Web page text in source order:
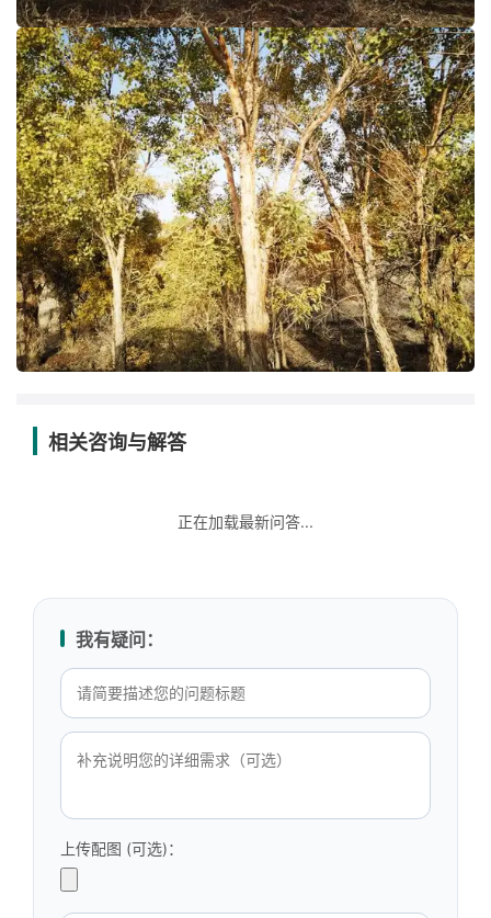
相关咨询与解答
正在加载最新问答...
我有疑问：
上传配图 (可选)：